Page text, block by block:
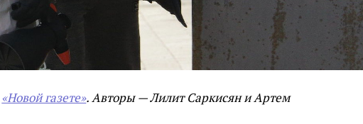
«Новой газете». Авторы — Лилит Саркисян и Артем